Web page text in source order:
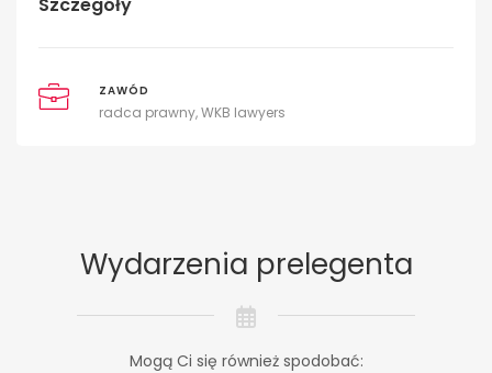
ZAWÓD
radca prawny, WKB lawyers
Wydarzenia prelegenta
Mogą Ci się również spodobać: